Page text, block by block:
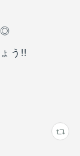
◎
う!!